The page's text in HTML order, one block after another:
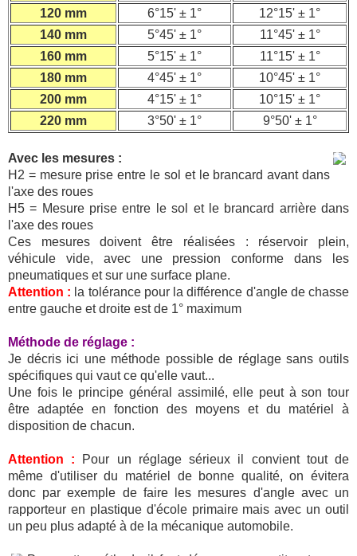
120 mm 6°15' ± 1°
12°15' ± 1°
140 mm
5°45' ± 1°
11°45' ± 1°
160 mm
5°15' ± 1°
11°15' ± 1°
180 mm
4°45' ± 1°
10°45' ± 1°
200 mm
4°15' ± 1°
10°15' ± 1°
220 mm
3°50' ± 1° 9°50' ± 1°
Avec les mesures :
H2 = mesure prise entre le sol et le brancard avant dans
l'axe des roues
H5 = Mesure prise entre le sol et le brancard arrière dans
l'axe des roues
Ces mesures doivent être réalisées : réservoir plein,
véhicule vide, avec une pression conforme dans les
pneumatiques et sur une surface plane.
Attention : la tolérance pour la différence d'angle de chasse
entre gauche et droite est de 1° maximum
Méthode de réglage :
Je décris ici une méthode possible de réglage sans outils
spécifiques qui vaut ce qu'elle vaut...
Une fois le principe général assimilé, elle peut à son tour
être adaptée en fonction des moyens et du matériel à
disposition de chacun.
Attention : Pour un réglage sérieux il convient tout de
même d'utiliser du matériel de bonne qualité, on évitera
donc par exemple de faire les mesures d'angle avec un
rapporteur en plastique d'école primaire mais avec un outil
un peu plus adapté à de la mécanique automobile.